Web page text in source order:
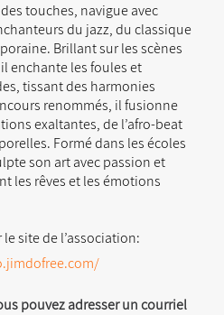
touches, navigue avec
du jazz, du classique
Brillant sur les scènes
enchante les foules et
tissant des harmonies
renommés, il fusionne
exaltantes, de l’afro-beat
Formé dans les écoles
son art avec passion et
les rêves et les émotions
site de l’association:
pouvez adresser un courriel